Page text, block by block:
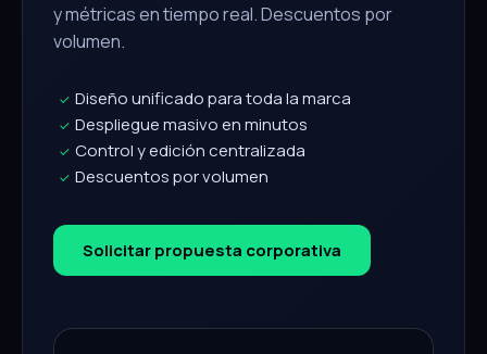
y métricas en tiempo real. Descuentos por
volumen.
✓ Diseño unificado para toda la marca
✓ Despliegue masivo en minutos
✓ Control y edición centralizada
✓ Descuentos por volumen
Solicitar propuesta corporativa